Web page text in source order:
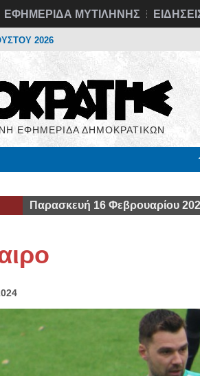
ΕΦΗΜΕΡΙΔΑ ΜΥΤΙΛΗΝΗΣ
2026
ΕΦΗΜΕΡΙΔΑ ΔΗΜΟΚΡΑΤΙΚΩΝ
Παρασκευή 16 Φεβρουαρίου